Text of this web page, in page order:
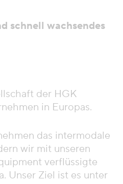
schnell wachsendes
der HGK
in Europas.
das intermodale
wir mit unseren
verflüssigte
Unser Ziel ist es unter